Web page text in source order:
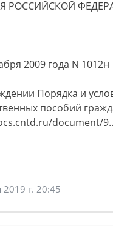
РОССИЙСКОЙ
2009 года N 1012н
Порядка и
пособий
document/
2019 г. 20:45